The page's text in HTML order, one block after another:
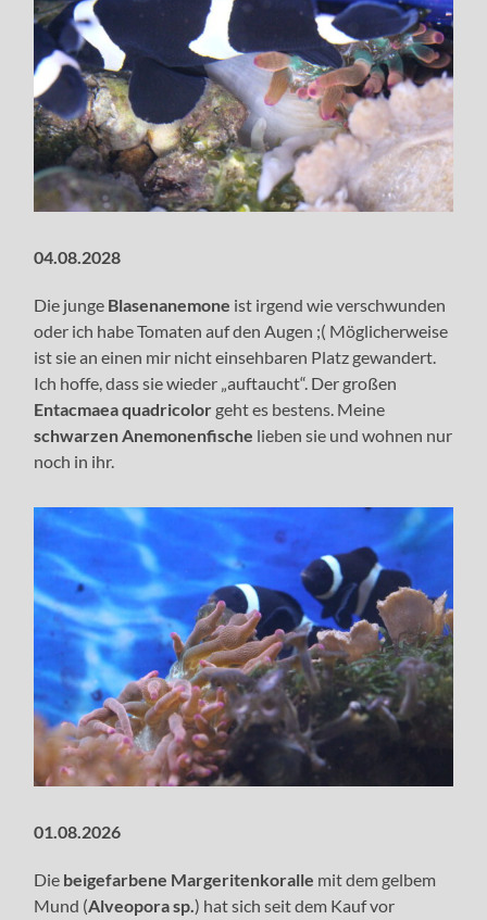
04.08.2028
Die junge Blasenanemone ist irgend wie verschwunden
oder ich habe Tomaten auf den Augen ;( Möglicherweise
ist sie an einen mir nicht einsehbaren Platz gewandert.
Ich hoffe, dass sie wieder „auftaucht“. Der großen
Entacmaea quadricolor geht es bestens. Meine
schwarzen Anemonenfische lieben sie und wohnen nur
noch in ihr.
01.08.2026
Die beigefarbene Margeritenkoralle mit dem gelbem
Mund (Alveopora sp.) hat sich seit dem Kauf vor